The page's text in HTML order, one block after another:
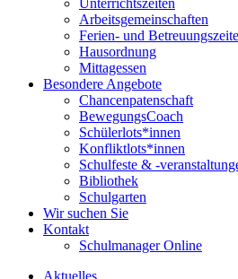
Unterrichtszeiten
Arbeitsgemeinschaften
Ferien- und
Hausordnung
Mittagessen
Besondere Angebote
Chancenpatenschaft
BewegungsCoach
Schülerlots*innen
Konfliktlots*innen
Schulfeste & -
Bibliothek
Schulgarten
Wir suchen Sie
Kontakt
Schulmanager Online
Aktuelles